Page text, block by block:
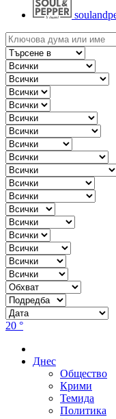
20 °
Днес
Общество
Крими
Темида
Политика